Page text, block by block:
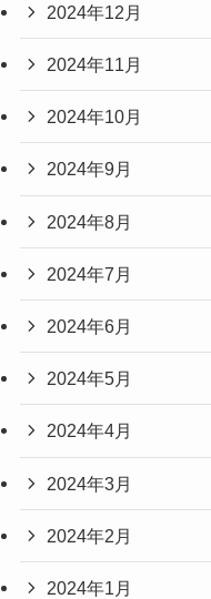
2024年12月
2024年11月
2024年10月
2024年9月
2024年8月
2024年7月
2024年6月
2024年5月
2024年4月
2024年3月
2024年2月
2024年1月